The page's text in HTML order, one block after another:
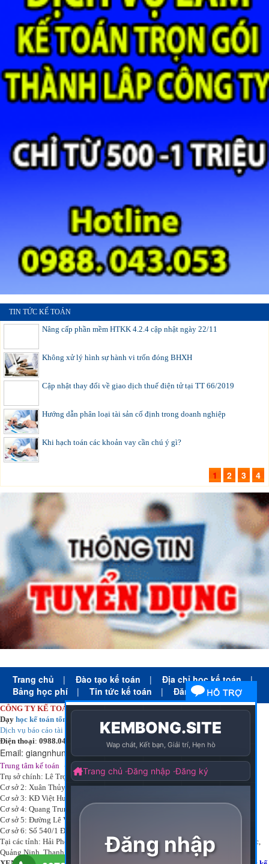
TIN TỨC KẾ TOÁN
Nâng cấp phần mềm HTKK 4.2.4 cập nhật ngày 22/11
Không xử lý hình sự hành vi trốn đóng BHXH
Cập nhật thay đổi về giao dịch thuế điện tử tại TT 66/2019
Hướng dẫn phân loại tài sản cố định trong doanh nghiệp
Khi hạch toán các khoản vay cần chú ý gì?
1 2 3 4
Trang chủ | Đào tạo kế toán | Địa chỉ học kế toán
|
Bảng học phí
| Tin tức kế toán | Đăng ký học
CÔNG TY KẾ TOÁN HÀ NỘI
Dạy học kế toán tổng hợp
Dịch vụ báo cáo tài chính
chuyên nghiệp uy tín giá rẻ
Điện thoại: 0988.043.053
Email: giangnhungkthn@gmail.com
Trung tâm kế toán - Công ty kế toán hà nội ạy tại:
Trụ sở chính: Lê Trọng Tấn - Thanh Xuân - Hà Nội
Cơ sở 2: Xuân Thủy - Cầu Giấy - Hà Nội
Cơ sở 3: KĐ Việt Hưng - Long Biên - Hà Nội
Cơ sở 4: Quang Trung - Hà Đông - Hà Nội
Cơ sở 5: Đường Lê Văn Thịnh – P. Suối Hoa– Tp. Bắc Ninh.
Cơ sở 6: Số 540/1 Đường Cách mạng tháng 8 – Quận 3 – Tp. Hồ Chí Minh.
Tại các tỉnh: Hải Phòng, Nam Định, Bắc Ninh, Thái bình, Bắc Giang, Vĩnh Phúc,
Quảng Ninh, Thanh Hóa, Phú Thọ, Thái Nguyên, TPHCM